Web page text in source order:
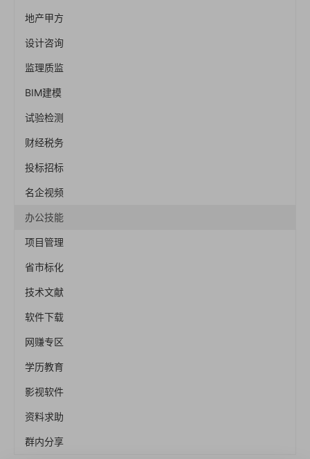
地产甲方
设计咨询
监理质监
BIM建模
试验检测
财经税务
投标招标
名企视频
办公技能
项目管理
省市标化
技术文献
软件下载
网赚专区
学历教育
影视软件
资料求助
群内分享